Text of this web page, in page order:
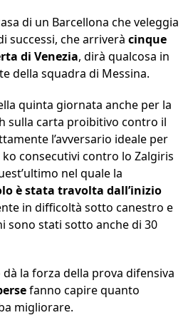
di un Barcellona che veleggia
successi, che arriverà cinque
di Venezia, dirà qualcosa in
della squadra di Messina.
quinta giornata anche per la
sulla carta proibitivo contro il
l’avversario ideale per
consecutivi contro lo Zalgiris
nel quale la
è stata travolta dall’inizio
in difficoltà sotto canestro e
sono stati sotto anche di 30
dà la forza della prova difensiva
fanno capire quanto
migliorare.